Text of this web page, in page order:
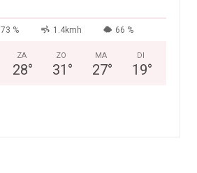
73 % 1.4kmh 66 %
ZA
28°
ZO
31 °
MA
27°
DI
19°